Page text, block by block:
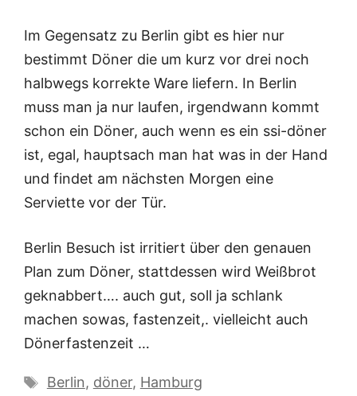
Im Gegensatz zu Berlin gibt es hier nur
bestimmt Döner die um kurz vor drei noch
halbwegs korrekte Ware liefern. In Berlin
muss man ja nur laufen, irgendwann kommt
schon ein Döner, auch wenn es ein ssi-döner
ist, egal, hauptsach man hat was in der Hand
und findet am nächsten Morgen eine
Serviette vor der Tür.
Berlin Besuch ist irritiert über den genauen
Plan zum Döner, stattdessen wird Weißbrot
geknabbert…. auch gut, soll ja schlank
machen sowas, fastenzeit,. vielleicht auch
Dönerfastenzeit …
Schlagwörter
Berlin, döner, Hamburg